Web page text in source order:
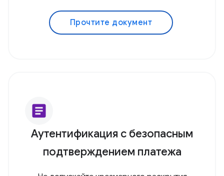
Прочтите документ
article
Аутентификация с безопасным
подтверждением платежа